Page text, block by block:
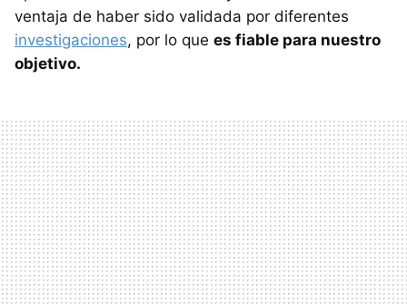
ventaja de haber sido validada por diferentes
investigaciones, por lo que es fiable para nuestro
objetivo.